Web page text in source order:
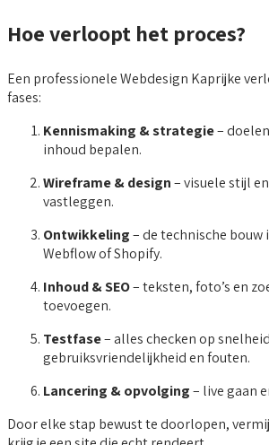
Hoe verloopt het proces?
Een professionele Webdesign Kaprijke
fases:
Kennismaking & strategie–
inhoud bepalen.
Wireframe & design– visuele stijl
vastleggen.
Ontwikkeling– de technische bouw
Webflow of Shopify.
Inhoud & SEO– teksten, foto’s en
toevoegen.
Testfase– alles checken op
gebruiksvriendelijkheid en fouten.
Lancering & opvolging– live gaan
Door elke stap bewust te doorlopen,